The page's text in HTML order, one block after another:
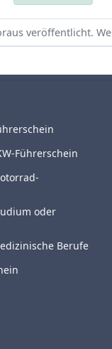
veröffentlicht.
Führerschein
oder
Berufe